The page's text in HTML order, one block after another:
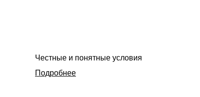
Честные и понятные условия
Подробнее